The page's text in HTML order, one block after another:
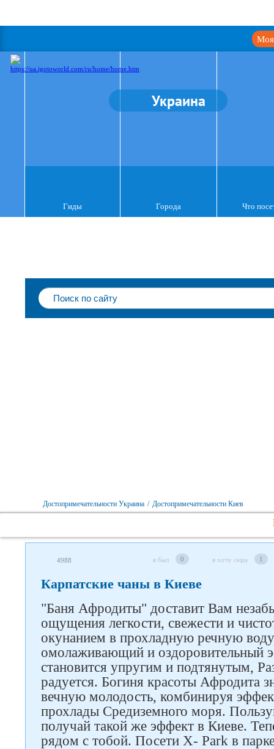
Моя
Украина
Гиды Города Что
Достопримечательности Украина / Достопримечательности Киев
4988 я был 0 я хочу сюда 1
Карпатские чаны в Киеве
"Баня Афродиты" доставит Вам
ощущения легкости, свежести и
окунанием в прохладную речную
омолаживающий и оздоровительный
становится упругим и подтянутым,
радуется. Богиня красоты Афродита
вечную молодость, комбинируя
прохлады Средиземного моря.
получай такой же эффект в Киеве.
рядом с тобой. Посети X- Park в
Следите за нами в соцсетях